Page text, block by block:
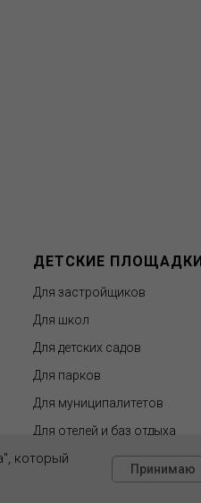
который
Принимаю
ДЕТСКИЕ ПЛОЩАДКИ
Для застройщиков
Для школ
Для детских садов
Для парков
Для муниципалитетов
Для отелей и баз отдыха